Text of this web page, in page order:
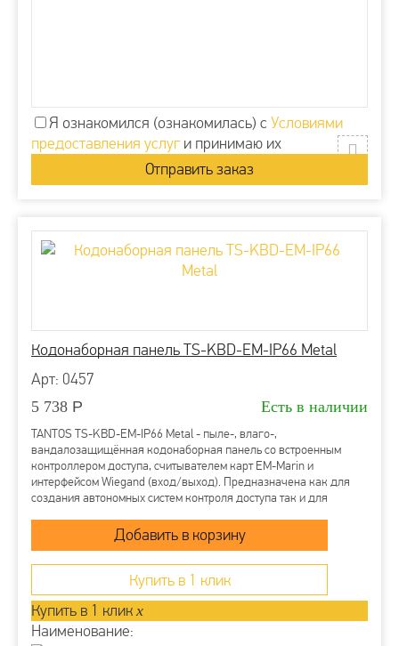
Я ознакомился (ознакомилась) с Условиями
предоставления услуги принимаю их
Кодонаборная панель TS-KBD-EM-IP66 Metal
Арт: 0457
5 738 Р Есть в наличии
TANTOS TS-KBD-EM-IP66 Metal - пыле-, влаго-,
вандалозащищённая кодонаборная панель со встроенным
контроллером доступа, считывателем карт EM-Marin и
интерфейсом Wiegand (вход/выход). Предназначена как для
создания автономных систем контроля доступа так и для
Купить в 1 клик
Купить в 1 клик x
Наименование: